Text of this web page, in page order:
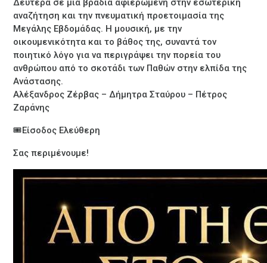
Δευτέρα σε μια βραδιά αφιερωμένη στην εσωτερική
αναζήτηση και την πνευματική προετοιμασία της
Μεγάλης Εβδομάδας. Η μουσική, με την
οικουμενικότητα και το βάθος της, συναντά τον
ποιητικό λόγο για να περιγράψει την πορεία του
ανθρώπου από το σκοτάδι των Παθών στην ελπίδα της
Ανάστασης.
Αλέξανδρος Ζέρβας – Δήμητρα Σταύρου – Πέτρος
Ζαράνης
🎟️Είσοδος Ελεύθερη
Σας περιμένουμε!